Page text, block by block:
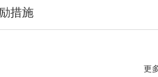
措施
更